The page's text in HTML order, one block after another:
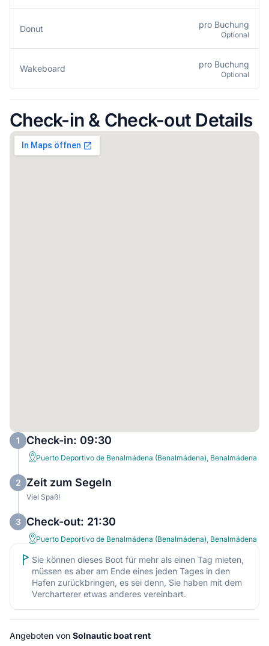
Donut pro Buchung
Optional
Wakeboard pro Buchung
Optional
Check-in & Check-out Details
1 Check-in: 09:30
Puerto Deportivo de Benalmádena (Benalmádena), Benalmádena
2 Zeit zum Segeln
Viel Spaß!
3 Check-out: 21:30
Puerto Deportivo de Benalmádena (Benalmádena), Benalmádena
Sie können dieses Boot für mehr als einen Tag mieten,
müssen es aber am Ende eines jeden Tages in den
Hafen zurückbringen, es sei denn, Sie haben mit dem
Vercharterer etwas anderes vereinbart.
Angeboten von Solnautic boat rent